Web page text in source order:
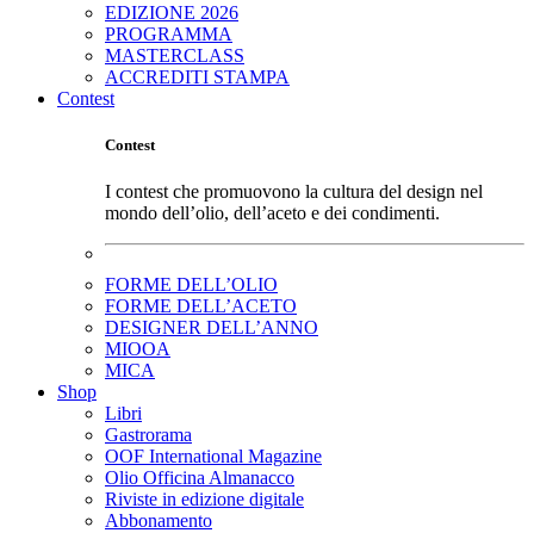
EDIZIONE 2026
PROGRAMMA
MASTERCLASS
ACCREDITI STAMPA
Contest
Contest
I contest che promuovono la cultura del design nel
mondo dell’olio, dell’aceto e dei condimenti.
FORME DELL’OLIO
FORME DELL’ACETO
DESIGNER DELL’ANNO
MIOOA
MICA
Shop
Libri
Gastrorama
OOF International Magazine
Olio Officina Almanacco
Riviste in edizione digitale
Abbonamento